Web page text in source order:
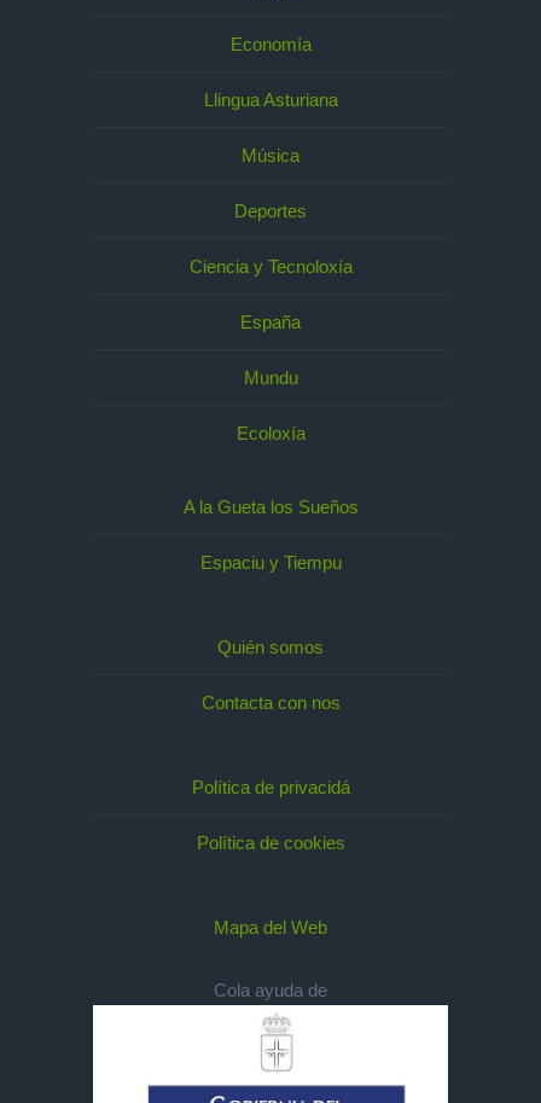
Economía
Llingua Asturiana
Música
Deportes
Ciencia y Tecnoloxía
España
Mundu
Ecoloxía
A la Gueta los Sueños
Espaciu y Tiempu
Quién somos
Contacta con nos
Política de privacidá
Política de cookies
Mapa del Web
Cola ayuda de